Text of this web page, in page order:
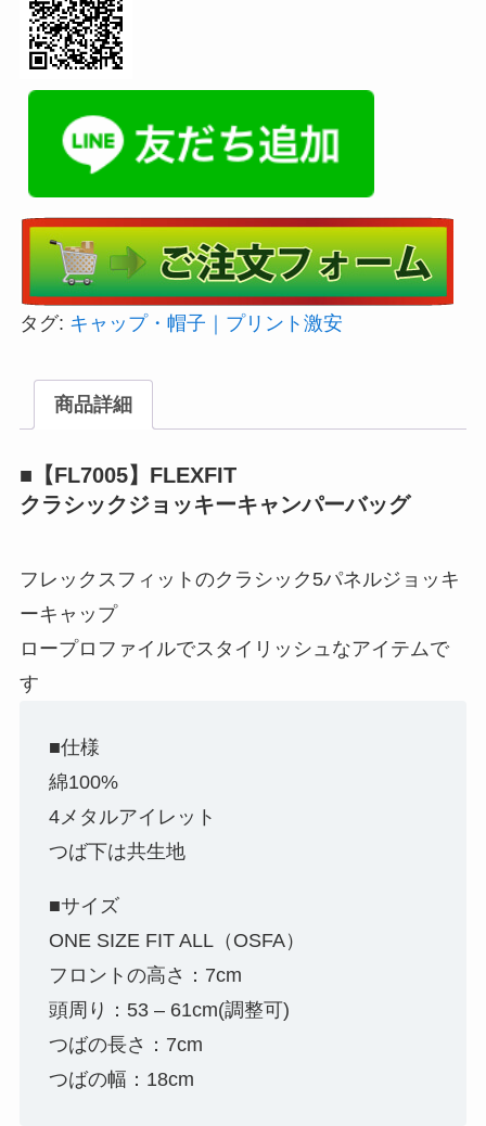
タグ: キャップ・帽子｜プリント激安
商品詳細
■【FL7005】FLEXFIT
クラシックジョッキーキャンパーバッグ
フレックスフィットのクラシック5パネルジョッキ
ーキャップ
ロープロファイルでスタイリッシュなアイテムで
す
■仕様
綿100%
4メタルアイレット
つば下は共生地
■サイズ
ONE SIZE FIT ALL（OSFA）
フロントの高さ：7cm
頭周り：53 – 61cm(調整可)
つばの長さ：7cm
つばの幅：18cm